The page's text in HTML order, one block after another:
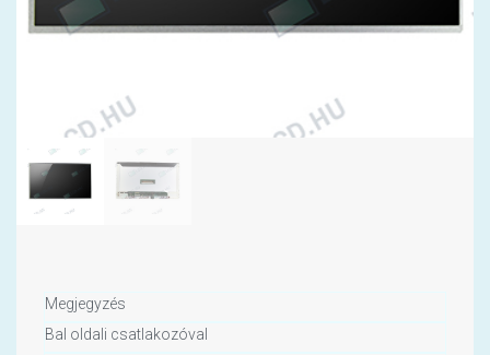
Megjegyzés
Bal oldali csatlakozóval